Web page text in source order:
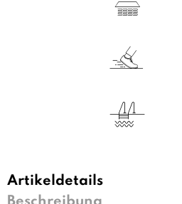
Artikeldetails